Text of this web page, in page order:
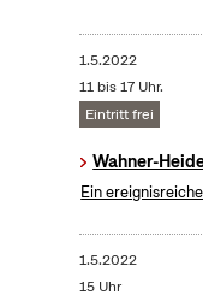
1.5.2022
11 bis 17 Uhr.
Eintritt frei
Wahner-
Ein
1.5.2022
15 Uhr